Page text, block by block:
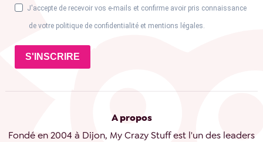
J'accepte de recevoir vos e-mails et confirme avoir pris connaissance
de votre politique de confidentialité et mentions légales.
S'INSCRIRE
A propos
Fondé en 2004 à Dijon, My Crazy Stuff est l'un des leaders